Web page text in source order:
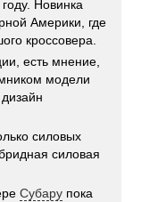
Новинка
Америки, где
кроссовера.
есть мнение,
модели
силовых
силовая
Субару пока